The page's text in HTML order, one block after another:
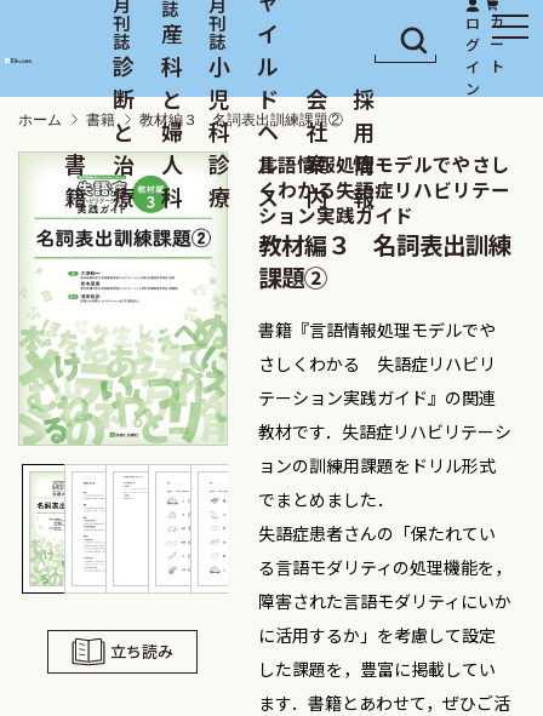
書
籍
診
断
と
治
療
産
科
と
婦
人
科
小
児
科
診
療
イ
ル
ド
ヘ
ル
ス
会
社
案
内
採
用
情
報
ホーム 書籍 教材編３ 名詞表出訓練課題②
言語情報処理モデルでやさし
くわかる失語症リハビリテー
ション実践ガイド
教材編３ 名詞表出訓練
課題②
書籍『言語情報処理モデルでや
さしくわかる 失語症リハビリ
テーション実践ガイド』の関連
教材です．失語症リハビリテーシ
ョンの訓練用課題をドリル形式
でまとめました．
失語症患者さんの「保たれてい
る言語モダリティの処理機能を，
障害された言語モダリティにいか
に活用するか」を考慮して設定
した課題を，豊富に掲載してい
ます．書籍とあわせて，ぜひご活
立ち読み